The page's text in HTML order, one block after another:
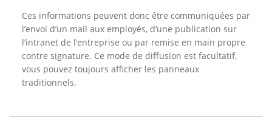
Ces informations peuvent donc être communiquées par
l’envoi d’un mail aux employés, d’une publication sur
l’intranet de l’entreprise ou par remise en main propre
contre signature. Ce mode de diffusion est facultatif,
vous pouvez toujours afficher les panneaux
traditionnels.